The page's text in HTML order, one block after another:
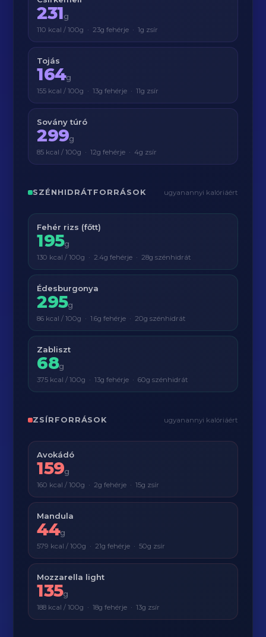
231g
110 kcal / 100g · 23g fehérje · 1g zsír
Tojás
164g
155 kcal / 100g · 13g fehérje · 11g zsír
Sovány túró
299g
85 kcal / 100g · 12g fehérje · 4g zsír
SZÉNHIDRÁTFORRÁSOK ugyanannyi kalóriáért
Fehér rizs (főtt)
195g
130 kcal / 100g · 2.4g fehérje · 28g szénhidrát
Édesburgonya
295g
86 kcal / 100g · 1.6g fehérje · 20g szénhidrát
Zabliszt
68g
375 kcal / 100g · 13g fehérje · 60g szénhidrát
ZSÍRFORRÁSOK ugyanannyi kalóriáért
Avokádó
159g
160 kcal / 100g · 2g fehérje · 15g zsír
Mandula
44g
579 kcal / 100g · 21g fehérje · 50g zsír
Mozzarella light
135g
188 kcal / 100g · 18g fehérje · 13g zsír